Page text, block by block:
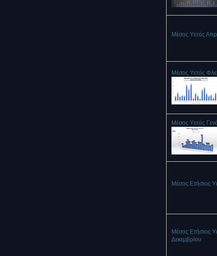
Μέσος Υετός
Μέσος Υετός
Μέσος Υετός
Μέσος Ετήσιος
Μέσος Ετήσιος
Δεκεμβρίου